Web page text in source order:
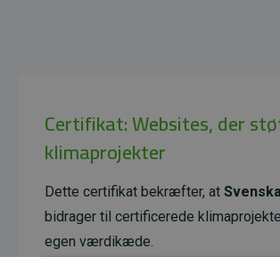
Certifikat: Websites, der
klimaprojekter
Dette certifikat bekræfter, at
bidrager til certificerede
egen værdikæde.